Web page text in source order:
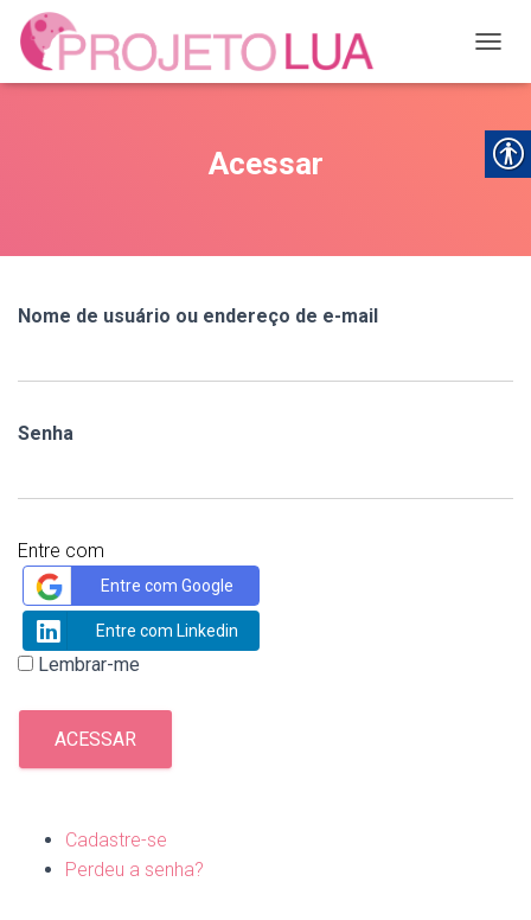
Acessar
Nome de usuário ou endereço de e-mail
Senha
Entre com
Entre com Google
Entre com Linkedin
Lembrar-me
ACESSAR
Cadastre-se
Perdeu a senha?